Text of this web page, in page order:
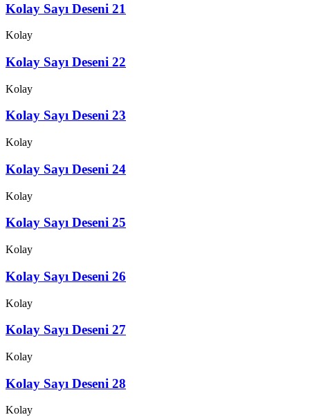
Kolay Sayı Deseni 21
Kolay
Kolay Sayı Deseni 22
Kolay
Kolay Sayı Deseni 23
Kolay
Kolay Sayı Deseni 24
Kolay
Kolay Sayı Deseni 25
Kolay
Kolay Sayı Deseni 26
Kolay
Kolay Sayı Deseni 27
Kolay
Kolay Sayı Deseni 28
Kolay